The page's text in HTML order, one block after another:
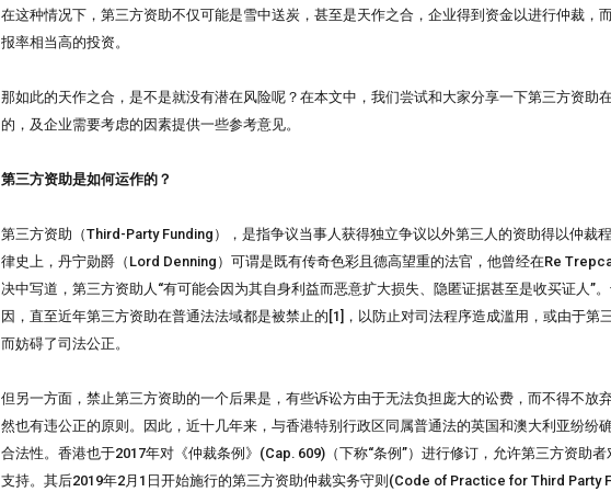
在这种情况下，第三方资助不仅可能是雪中送炭，甚至是天作之合，企业得到资金以进行仲裁，
报率相当高的投资。
那如此的天作之合，是不是就没有潜在风险呢？在本文中，我们尝试和大家分享一下第三方资助
的，及企业需要考虑的因素提供一些参考意见。
第三方资助是如何运作的？
第三方资助（Third-Party Funding），是指争议当事人获得独立争议以外第三人的资助得以仲裁
律史上，丹宁勋爵（Lord Denning）可谓是既有传奇色彩且德高望重的法官，他曾经在Re
决中写道，第三方资助人“有可能会因为其自身利益而恶意扩大损失、隐匿证据甚至是收买证人”
因，直至近年第三方资助在普通法法域都是被禁止的[1]，以防止对司法程序造成滥用，或由于第
而妨碍了司法公正。
但另一方面，禁止第三方资助的一个后果是，有些诉讼方由于无法负担庞大的讼费，而不得不放
然也有违公正的原则。因此，近十几年来，与香港特别行政区同属普通法的英国和澳大利亚纷纷
合法性。香港也于2017年对《仲裁条例》(Cap. 609)（下称“条例”）进行修订，允许第三方资助
支持。其后2019年2月1日开始施行的第三方资助仲裁实务守则(Code of Practice for Third Party